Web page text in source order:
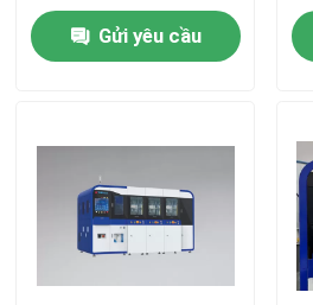
Yêu cầu Đặt giá
Máy đúc bán dẫn
Máy cắt và hình thành
IC Lead Frame Stamping Mold
Gửi yêu cầu